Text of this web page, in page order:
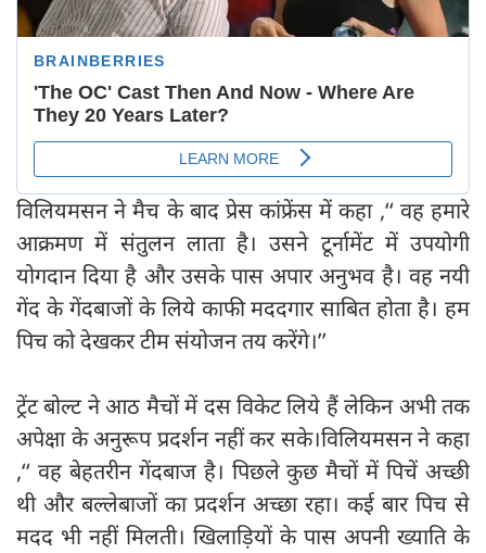
विलियमसन ने मैच के बाद प्रेस कांफ्रेंस में कहा ,‘‘ वह हमारे
आक्रमण में संतुलन लाता है। उसने टूर्नामेंट में उपयोगी
योगदान दिया है और उसके पास अपार अनुभव है। वह नयी
गेंद के गेंदबाजों के लिये काफी मददगार साबित होता है। हम
पिच को देखकर टीम संयोजन तय करेंगे।’’
ट्रेंट बोल्ट ने आठ मैचों में दस विकेट लिये हैं लेकिन अभी तक
अपेक्षा के अनुरूप प्रदर्शन नहीं कर सके।विलियमसन ने कहा
,‘‘ वह बेहतरीन गेंदबाज है। पिछले कुछ मैचों में पिचें अच्छी
थी और बल्लेबाजों का प्रदर्शन अच्छा रहा। कई बार पिच से
मदद भी नहीं मिलती। खिलाड़ियों के पास अपनी ख्याति के